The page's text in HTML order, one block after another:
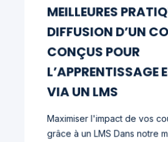
MEILLEURES
DIFFUSION D’UN
CONÇUS POUR
L’APPRENTISSAGE
VIA UN LMS
Maximiser l'impact de vos
grâce à un LMS Dans notre